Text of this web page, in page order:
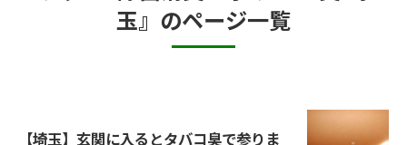
玉』のページ一覧
【埼玉】玄関に入るとタバコ臭で参りま